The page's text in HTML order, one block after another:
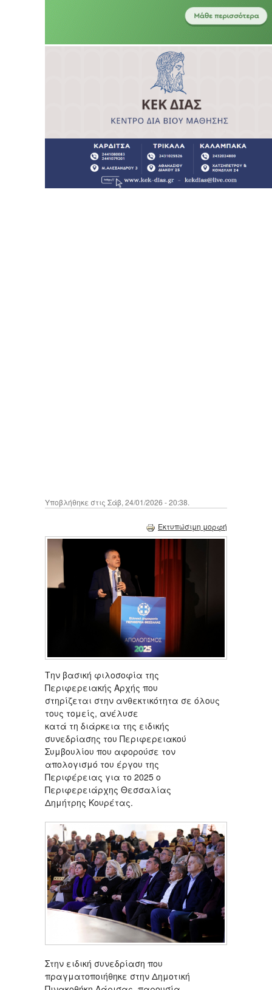
Υποβλήθηκε στις Σάβ, 24/01/2026 - 20:38.
Εκτυπώσιμη μορφή
Την βασική φιλοσοφία της
Περιφερειακής Αρχής που
στηρίζεται στην ανθεκτικότητα σε όλους
τους τομείς, ανέλυσε
κατά τη διάρκεια της ειδικής
συνεδρίασης του Περιφερειακού
Συμβουλίου που αφορούσε τον
απολογισμό του έργου της
Περιφέρειας για το 2025 ο
Περιφερειάρχης Θεσσαλίας
Δημήτρης Κουρέτας.
Στην ειδική συνεδρίαση που
πραγματοποιήθηκε στην Δημοτική